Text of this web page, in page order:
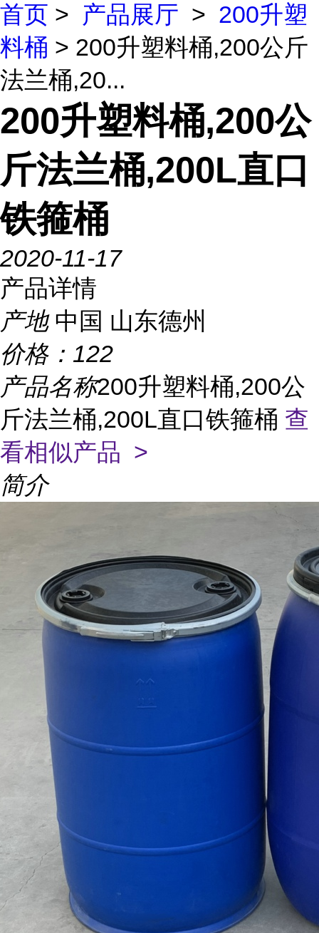
首页 > 产品展厅 > 200升塑
料桶 > 200升塑料桶,200公斤
法兰桶,20...
200升塑料桶,200公
斤法兰桶,200L直口
铁箍桶
2020-11-17
产品详情
产地 中国 山东德州
价格： 122
产品名称200升塑料桶,200公
斤法兰桶,200L直口铁箍桶 查
看相似产品 >
简介